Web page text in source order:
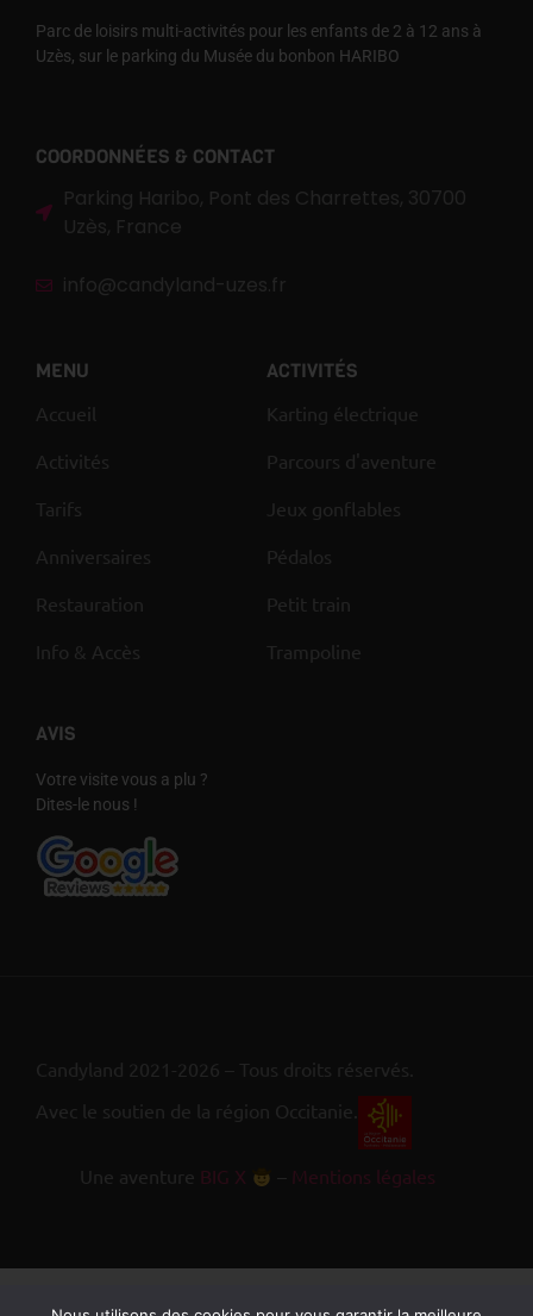
Parc de loisirs multi-activités pour les enfants de 2 à 12 ans à
Uzès, sur le parking du Musée du bonbon HARIBO
COORDONNÉES & CONTACT
Parking Haribo, Pont des Charrettes, 30700
Uzès, France
info@candyland-uzes.fr
MENU
Accueil
Activités
Tarifs
Anniversaires
Restauration
Info & Accès
ACTIVITÉS
Karting électrique
Parcours d'aventure
Jeux gonflables
Pédalos
Petit train
Trampoline
AVIS
Votre visite vous a plu ?
Dites-le nous !
Candyland 2021-2026 – Tous droits réservés.
Avec le soutien de la région Occitanie.
Une aventure BIG X – Mentions légales